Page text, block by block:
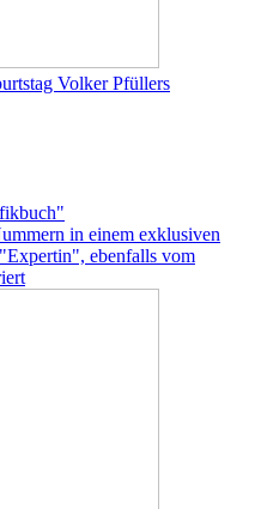
Volker Pfüllers
in einem exklusiven
ebenfalls vom